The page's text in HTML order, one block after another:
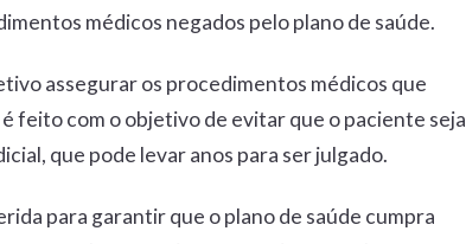
médicos negados pelo plano de saúde.
assegurar os procedimentos médicos que
feito com o objetivo de evitar que o paciente seja
que pode levar anos para ser julgado.
para garantir que o plano de saúde cumpra